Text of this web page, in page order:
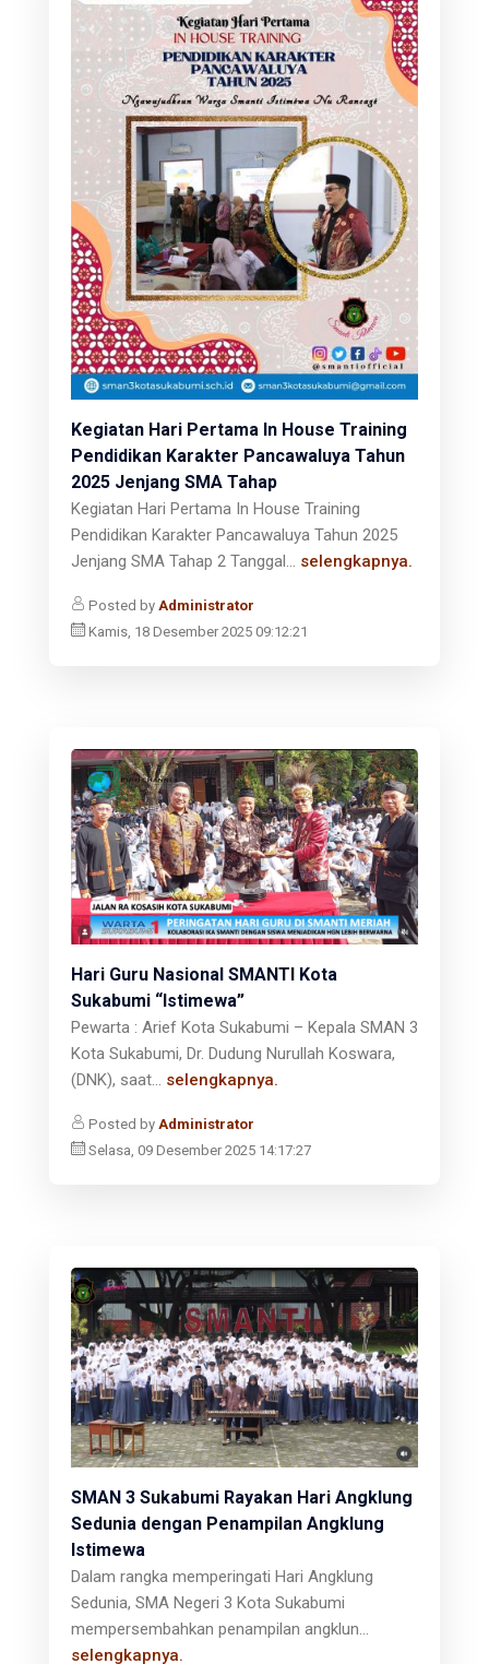
Kegiatan Hari Pertama In House Training
Pendidikan Karakter Pancawaluya Tahun
2025 Jenjang SMA Tahap
Kegiatan Hari Pertama In House Training
Pendidikan Karakter Pancawaluya Tahun 2025
Jenjang SMA Tahap 2 Tanggal... selengkapnya.
Posted by Administrator
Kamis, 18 Desember 2025 09:12:21
Hari Guru Nasional SMANTI Kota
Sukabumi “Istimewa”
Pewarta : Arief Kota Sukabumi – Kepala SMAN 3
Kota Sukabumi, Dr. Dudung Nurullah Koswara,
(DNK), saat... selengkapnya.
Posted by Administrator
Selasa, 09 Desember 2025 14:17:27
SMAN 3 Sukabumi Rayakan Hari Angklung
Sedunia dengan Penampilan Angklung
Istimewa
Dalam rangka memperingati Hari Angklung
Sedunia, SMA Negeri 3 Kota Sukabumi
mempersembahkan penampilan angklun...
selengkapnya.